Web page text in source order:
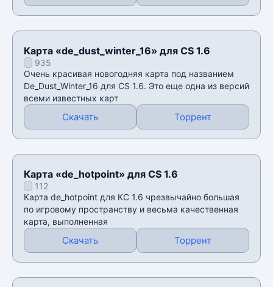
Карта «de_dust_winter_16» для CS 1.6
935
Очень красивая новогодняя карта под названием
De_Dust_Winter_16 для CS 1.6. Это еще одна из версий
всеми известных карт
Скачать Торрент
Карта «de_hotpoint» для CS 1.6
112
Карта de_hotpoint для КС 1.6 чрезвычайно большая
по игровому пространству и весьма качественная
карта, выполненная
Скачать Торрент